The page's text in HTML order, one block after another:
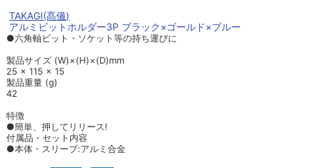
TAKAGI(髙儀)
アルミビットホルダー3P ブラック×ゴールド×ブルー
●六角軸ビット・ソケット等の持ち運びに
製品サイズ (W)×(H)×(D)mm
25 × 115 × 15
製品重量 (g)
42
特徴
●簡単、押してリリース!
付属品・セット内容
●本体・スリーブ:アルミ合金